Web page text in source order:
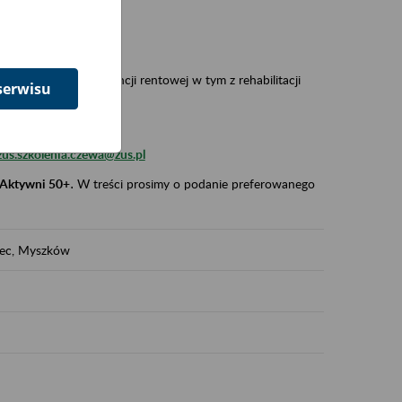
wypadkowej i prewencji rentowej w tym z rehabilitacji
50+. W treści prosimy o podanie preferowanego
Myszków